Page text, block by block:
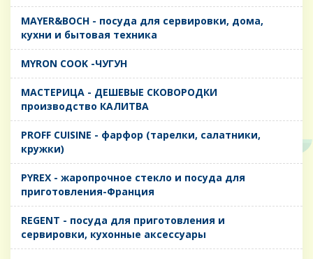
MAYER&BOCH - посуда для сервировки, дома,
кухни и бытовая техника
MYRON COOK -ЧУГУН
MАСТЕРИЦА - ДЕШЕВЫЕ СКОВОРОДКИ
производство КАЛИТВА
PROFF CUISINE - фарфор (тарелки, салатники,
кружки)
PYREX - жаропрочное стекло и посуда для
приготовления-Франция
REGENT - посуда для приготовления и
сервировки, кухонные аксессуары